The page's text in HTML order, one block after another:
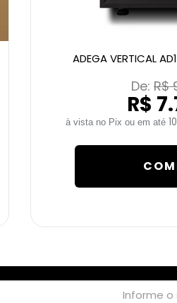
ADEGA VERTICAL
De: R$
R$